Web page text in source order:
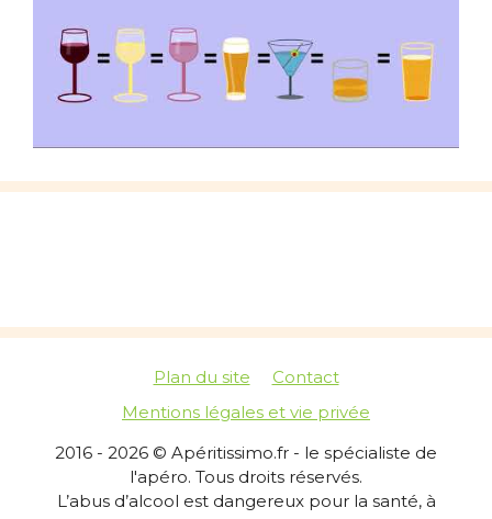
Plan du site
Contact
Mentions légales et vie privée
2016 - 2026 © Apéritissimo.fr - le spécialiste de
l'apéro. Tous droits réservés.
L’abus d’alcool est dangereux pour la santé, à